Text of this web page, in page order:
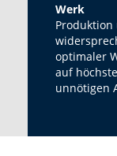
Werk
optimaler
auf
unnötigen